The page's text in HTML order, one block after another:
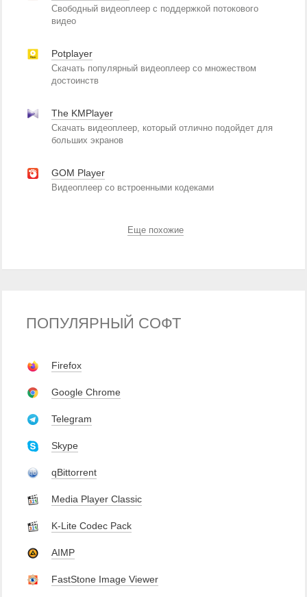
Свободный видеоплеер с поддержкой потокового
видео
Potplayer
Скачать популярный видеоплеер со множеством
достоинств
The KMPlayer
Скачать видеоплеер, который отлично подойдет для
больших экранов
GOM Player
Видеоплеер со встроенными кодеками
Еще похожие
ПОПУЛЯРНЫЙ СОФТ
Firefox
Google Chrome
Telegram
Skype
qBittorrent
Media Player Classic
K-Lite Codec Pack
AIMP
FastStone Image Viewer